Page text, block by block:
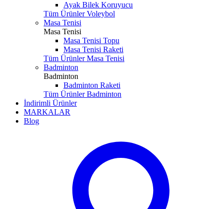
Ayak Bilek Koruyucu
Tüm Ürünler Voleybol
Masa Tenisi
Masa Tenisi
Masa Tenisi Topu
Masa Tenisi Raketi
Tüm Ürünler Masa Tenisi
Badminton
Badminton
Badminton Raketi
Tüm Ürünler Badminton
İndirimli Ürünler
MARKALAR
Blog